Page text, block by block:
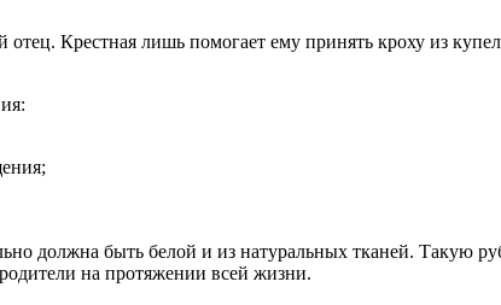
Крестная лишь помогает ему принять кроху из
должна быть белой и из натуральных тканей. Такую
на протяжении всей жизни.